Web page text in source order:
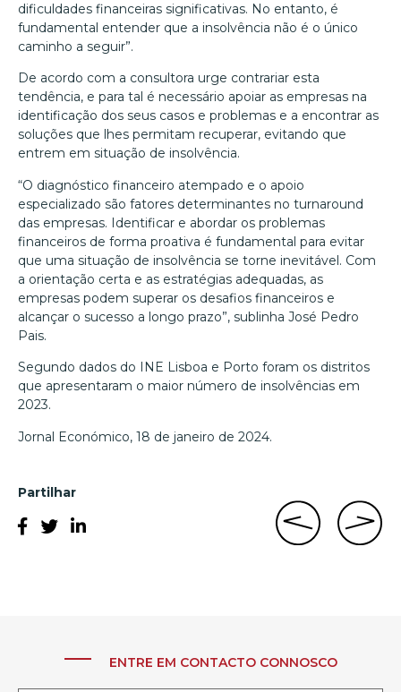
dificuldades financeiras significativas. No entanto, é
fundamental entender que a insolvência não é o único
caminho a seguir”.
De acordo com a consultora urge contrariar esta
tendência, e para tal é necessário apoiar as empresas na
identificação dos seus casos e problemas e a encontrar as
soluções que lhes permitam recuperar, evitando que
entrem em situação de insolvência.
“O diagnóstico financeiro atempado e o apoio
especializado são fatores determinantes no turnaround
das empresas. Identificar e abordar os problemas
financeiros de forma proativa é fundamental para evitar
que uma situação de insolvência se torne inevitável. Com
a orientação certa e as estratégias adequadas, as
empresas podem superar os desafios financeiros e
alcançar o sucesso a longo prazo”, sublinha José Pedro
Pais.
Segundo dados do INE Lisboa e Porto foram os distritos
que apresentaram o maior número de insolvências em
2023.
Jornal Económico, 18 de janeiro de 2024.
Partilhar
ENTRE EM CONTACTO CONNOSCO